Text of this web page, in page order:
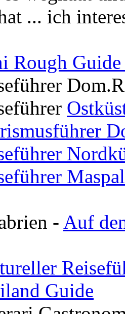
... ich
Rough Guide
- Auf
Guide